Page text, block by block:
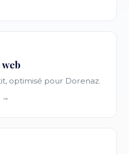
optimisé pour Dorenaz.
→